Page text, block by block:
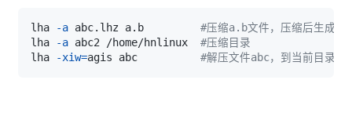
lha -a abc.lhz a.b #压缩a.b文件，压缩后生成
lha
-a abc2 /home/hnlinux #压缩目录
lha
-xiw=agis abc #解压文件abc，到当前目录